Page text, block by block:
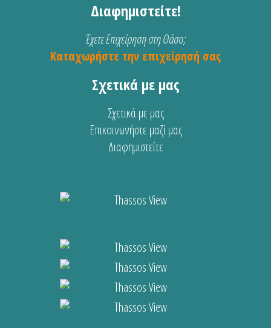
Διαφημιστείτε!
Έχετε Επιχείρηση στη Θάσο;
Καταχωρήστε την επιχείρησή σας
Σχετικά με μας
Σχετικά με μας
Επικοινωνήστε μαζί μας
Διαφημιστείτε